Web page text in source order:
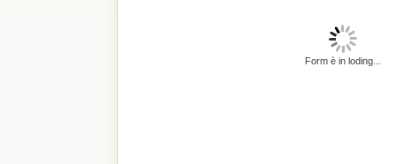
Form è in loding...